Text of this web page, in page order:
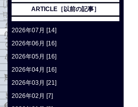
ARTICLE［以前の記事］
2026年07月 [14]
2026年06月 [16]
2026年05月 [16]
2026年04月 [16]
2026年03月 [21]
2026年02月 [7]